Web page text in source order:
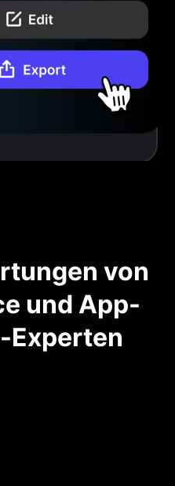
von
und App-
Experten